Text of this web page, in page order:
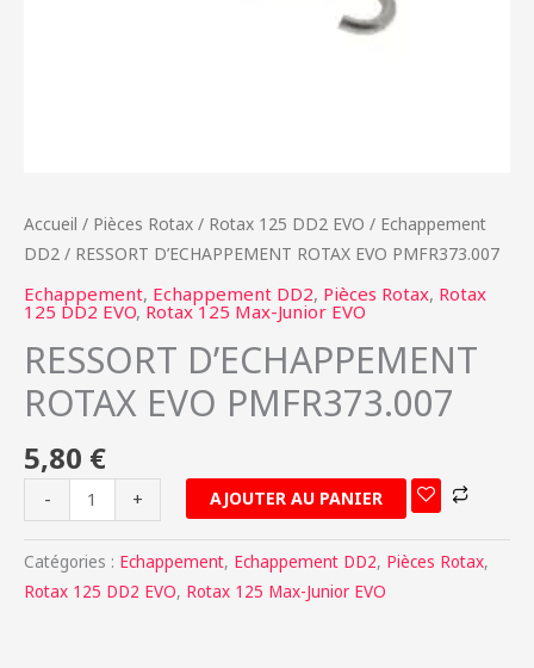
Accueil / Pièces Rotax / Rotax 125 DD2 EVO / Echappement
DD2 / RESSORT D’ECHAPPEMENT ROTAX EVO PMFR373.007
Echappement, Echappement DD2, Pièces Rotax, Rotax
125 DD2 EVO,Rotax 125 Max-Junior EVO
RESSORT D’ECHAPPEMENT
ROTAX EVO PMFR373.007
5,80 €
- + AJOUTER AU PANIER
Catégories : Echappement, Echappement DD2, Pièces Rotax,
Rotax 125 DD2 EVO, Rotax 125 Max-Junior EVO